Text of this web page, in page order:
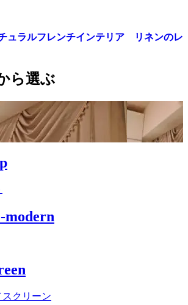
ュラルフレンチインテリア リネンのレ
ら選ぶ
modern
クリーン